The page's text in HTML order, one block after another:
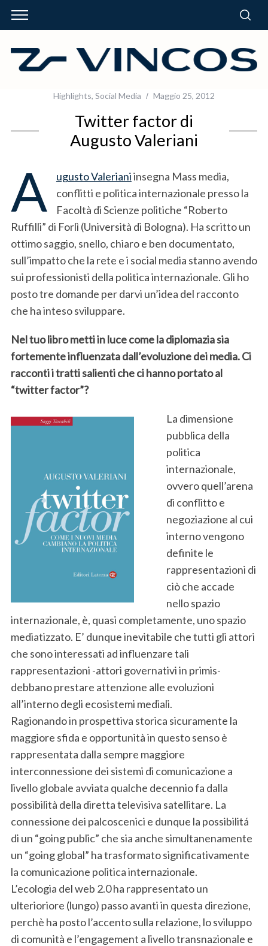
Highlights, Social Media Maggio 25, 2012
Twitter factor di
Augusto Valeriani
A ugusto Valerianiinsegna Mass media,
conflitti e politica internazionale presso la
Facoltà di Scienze politiche “Roberto
Ruffilli” di Forlì (Università di Bologna). Ha scritto un
ottimo saggio, snello, chiaro e ben documentato,
sull’impatto che la rete e i social media stanno avendo
sui professionisti della politica internazionale. Gli ho
posto tre domande per darvi un’idea del racconto
che ha inteso sviluppare.
Nel tuo libro metti in luce come la diplomazia sia
fortemente influenzata dall’evoluzione dei media. Ci
racconti i tratti salienti che ci hanno portato al
“twitter factor”?
La dimensione
pubblica della
politica
internazionale,
ovvero quell’arena
di conflitto e
negoziazione al cui
interno vengono
definite le
rappresentazioni di
ciò che accade
nello spazio
internazionale, è, quasi completamente, uno spazio
mediatizzato. E’ dunque inevitabile che tutti gli attori
che sono interessati ad influenzare tali
rappresentazioni -attori governativi in primis-
debbano prestare attenzione alle evoluzioni
all’interno degli ecosistemi mediali.
Ragionando in prospettiva storica sicuramente la
maggiore sfida e opportunità in questo senso è
rappresentata dalla sempre maggiore
interconnessione dei sistemi di comunicazione a
livello globale avviata qualche decennio fa dalla
possibilità della diretta televisiva satellitare. La
connessione dei palcoscenici e dunque la possibilitá
di un “going public” che sia anche simultanenamente
un “going global” ha trasformato significativamente
la comunicazione politica internazionale.
L’ecologia del web 2.0 ha rappresentato un
ulterioriore (lungo) passo avanti in questa direzione,
perchè ha posto l’accento sulla relazione, lo sviluppo
di comunità e l’engagement a livello transnazionale e